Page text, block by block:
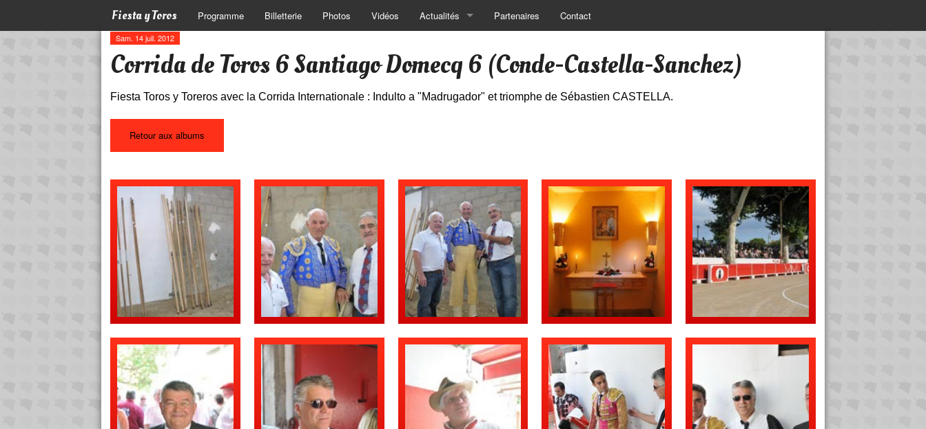
Fiesta y Toros Programme Billetterie Photos Vidéos Actualités
Village & Animations
Partenaires Contact
Sam. 14 juil. 2012
Corrida de Toros 6 Santiago Domecq 6 (Conde-Castella-Sanchez)
Fiesta Toros y Toreros avec la Corrida Internationale : Indulto a "Madrugador" et triomphe de Sébastien CASTELLA.
Retour aux albums